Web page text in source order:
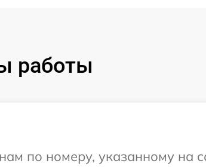
работы
по номеру, указанному на